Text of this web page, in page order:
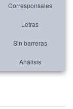
Corresponsales
Letras
Sin barreras
Análisis